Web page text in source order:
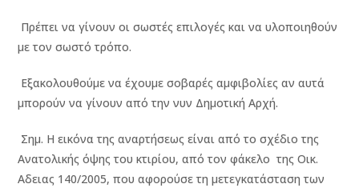
Πρέπει να γίνουν οι σωστές επιλογές και να υλοποιηθούν
με τον σωστό τρόπο.
Εξακολουθούμε να έχουμε σοβαρές αμφιβολίες αν αυτά
μπορούν να γίνουν από την νυν Δημοτική Αρχή.
Σημ. Η εικόνα της αναρτήσεως είναι από το σχέδιο της
Ανατολικής όψης του κτιρίου, από τον φάκελο της Οικ.
Αδειας 140/2005, που αφορούσε τη μετεγκατάσταση των